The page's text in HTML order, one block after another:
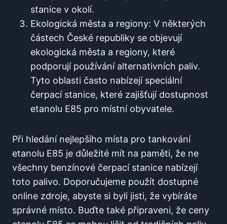
stanice v okolí.
Ekologická města‌ a regiony: V některých ​
částech České ​republiky se objevují ​
ekologická města a regiony, které
⁣podporují používání⁢ alternativních‍ paliv. ​
Tyto oblasti‍ často nabízejí speciální
čerpací stanice, ⁢které‌ zajišťují dostupnost ​
etanolu E85 pro místní obyvatele.
Při hledání nejlepšího místa pro tankování⁤
etanolu E85⁢ je důležité ‌mít na ‌paměti, že ne
všechny benzínové čerpací stanice nabízejí
toto palivo. Doporučujeme použít dostupné
online zdroje, abyste si byli ⁤jisti, že vybíráte‌
správné místo. Buďte také připraveni,‍ že ceny